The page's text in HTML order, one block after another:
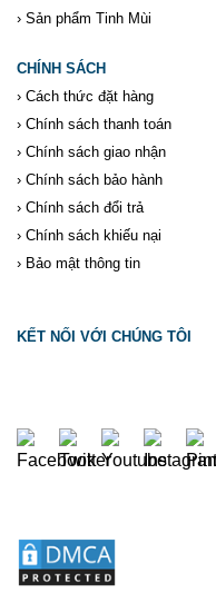
› Sản phẩm Tinh Mùi
CHÍNH SÁCH
› Cách thức đặt hàng
› Chính sách thanh toán
› Chính sách giao nhận
› Chính sách bảo hành
› Chính sách đổi trả
› Chính sách khiếu nại
› Bảo mật thông tin
KẾT NỐI VỚI CHÚNG TÔI